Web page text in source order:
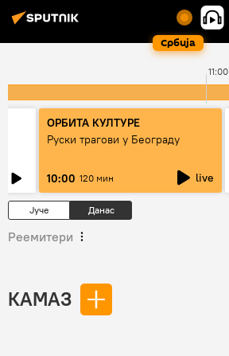
Србија
11:00
ОРБИТА КУЛТУРЕ
Руски трагови у Београду
10:00 120 мин live
Јуче Данас
Реемитери
КАМАЗ